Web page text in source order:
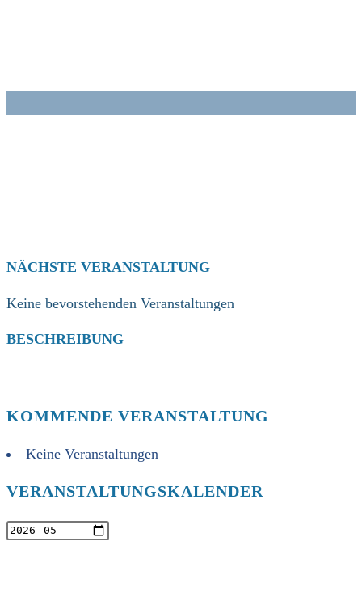
NÄCHSTE VERANSTALTUNG
Keine bevorstehenden Veranstaltungen
BESCHREIBUNG
KOMMENDE VERANSTALTUNG
Keine Veranstaltungen
VERANSTALTUNGSKALENDER